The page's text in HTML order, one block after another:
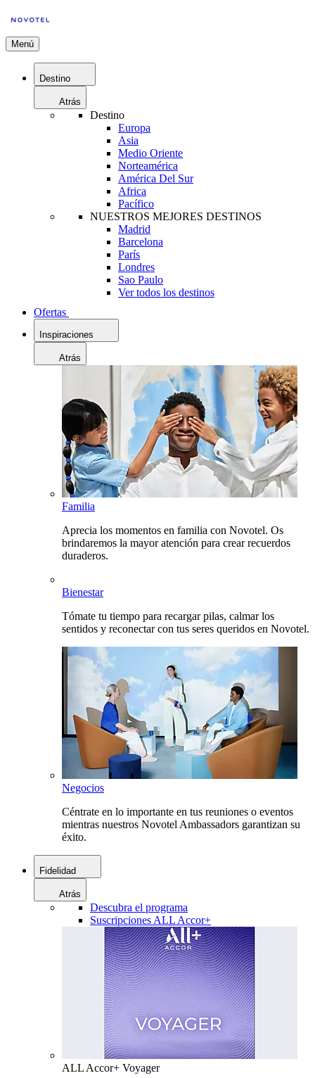
Menú
Destino
Atrás
Destino
Europa
Asia
Medio Oriente
Norteamérica
América Del Sur
Africa
Pacífico
NUESTROS MEJORES DESTINOS
Madrid
Barcelona
París
Londres
Sao Paulo
Ver todos los destinos
Ofertas
Inspiraciones
Atrás
Familia
Aprecia los momentos en familia con Novotel. Os
brindaremos la mayor atención para crear recuerdos
duraderos.
Bienestar
Tómate tu tiempo para recargar pilas, calmar los
sentidos y reconectar con tus seres queridos en Novotel.
Negocios
Céntrate en lo importante en tus reuniones o eventos
mientras nuestros Novotel Ambassadors garantizan su
éxito.
Fidelidad
Atrás
Descubra el programa
Suscripciones ALL Accor+
ALL Accor+ Voyager